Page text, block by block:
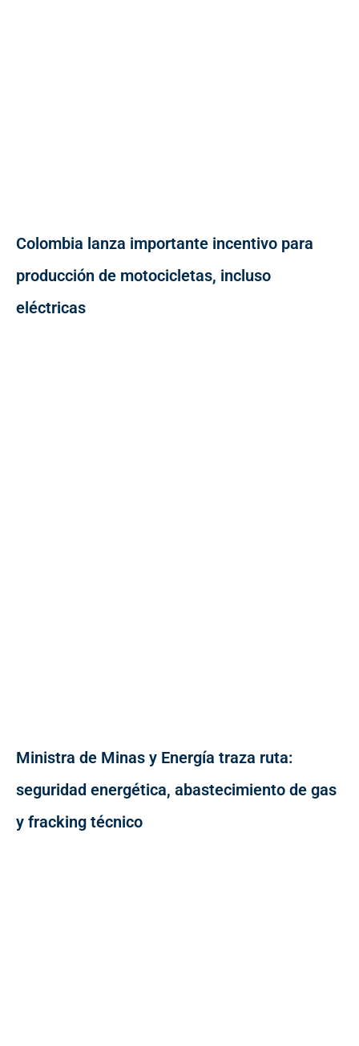
Colombia lanza importante incentivo para
producción de motocicletas, incluso
eléctricas
Ministra de Minas y Energía traza ruta:
seguridad energética, abastecimiento de gas
y fracking técnico